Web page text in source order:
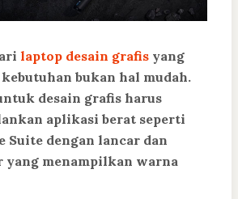
laptop desain grafis yang
bukan hal mudah.
desain grafis harus
aplikasi berat seperti
Suite dengan lancar dan
menampilkan warna